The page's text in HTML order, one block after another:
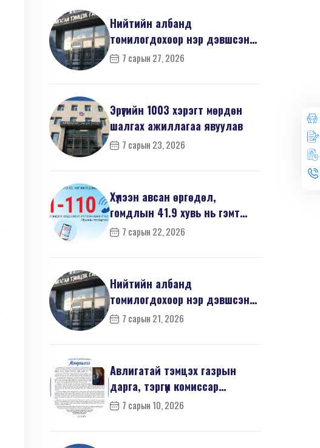
Нийтийн албанд
томилогдохоор нэр дэвшсэн
405 иргэний урьдчилсан
7 сарын 27, 2026
Эрүүгийн 1003 хэрэгт мөрдөн
шалгах ажиллагаа явуулав
7 сарын 23, 2026
Хүлээн авсан өргөдөл,
гомдлын 41.9 хувь нь гэмт
хэргийн шинжтэй байв
7 сарын 22, 2026
Нийтийн албанд
томилогдохоор нэр дэвшсэн
370 иргэний урьдчилсан
7 сарын 21, 2026
Авлигатай тэмцэх газрын
дарга, тэргүүн комиссар
З.Дашдаваагийн мэндчил...
7 сарын 10, 2026